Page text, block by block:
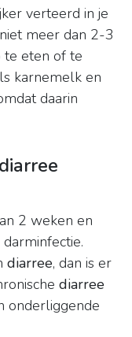
verteerd in je
meer dan 2-3
te eten of te
karnemelk en
daarin
2 weken en
diarree, dan is er
diarree
onderliggende